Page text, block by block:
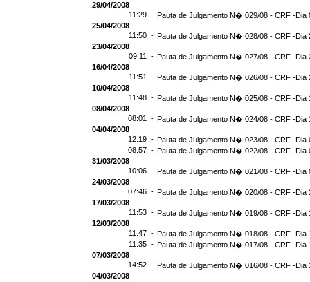
29/04/2008
11:29 - Pauta de Julgamento N� 029/08 - CRF -Dia
25/04/2008
11:50 - Pauta de Julgamento N� 028/08 - CRF -Dia
23/04/2008
09:11 - Pauta de Julgamento N� 027/08 - CRF -Dia
16/04/2008
11:51 - Pauta de Julgamento N� 026/08 - CRF -Dia
10/04/2008
11:48 - Pauta de Julgamento N� 025/08 - CRF -Dia
08/04/2008
08:01 - Pauta de Julgamento N� 024/08 - CRF -Dia
04/04/2008
12:19 - Pauta de Julgamento N� 023/08 - CRF -Dia
08:57 - Pauta de Julgamento N� 022/08 - CRF -Dia
31/03/2008
10:06 - Pauta de Julgamento N� 021/08 - CRF -Dia
24/03/2008
07:46 - Pauta de Julgamento N� 020/08 - CRF -Dia
17/03/2008
11:53 - Pauta de Julgamento N� 019/08 - CRF -Dia
12/03/2008
11:47 - Pauta de Julgamento N� 018/08 - CRF -Dia
11:35 - Pauta de Julgamento N� 017/08 - CRF -Dia
07/03/2008
14:52 - Pauta de Julgamento N� 016/08 - CRF -Dia
04/03/2008